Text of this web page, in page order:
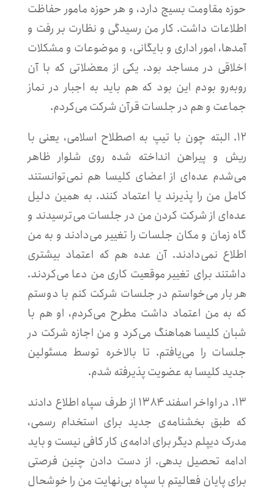
حوزه مقاومت بسیج دارد، و هر حوزه مامور حفاظت
اطلاعات داشت. کار من رسیدگی و نظارت بر رفت و
آمدها، امور اداری و بایگانی، و موضوعات و مشکلات
اخلاقی در مساجد بود. یکی از معضلاتی که با آن
روبه‌رو بودم این بود که هم باید به اجبار در نماز
جماعت و هم در جلسات قرآن شرکت می‌کردم.
۱۲. البته چون با تیپ به اصطلاح اسلامی، یعنی با
ریش و پیراهن انداخته شده روی شلوار ظاهر
می‌شدم عده‌ای از اعضای کلیسا هم نمی‌توانستند
کامل من را پذیرند یا اعتماد کنند. به همین دلیل
عده‌ای از شرکت کردن من در جلسات می‌ترسیدند و
گاه زمان و مکان جلسات را تغییر می‌دادند و به من
اطلاع نمی‌دادند. آن عده هم که اعتماد بیشتری
داشتند برای تغییر موقعیت کاری من دعا می‌کردند.
هر بار می‌خواستم در جلسات شرکت کنم با دوستم
که به من اعتماد داشت مطرح می‌کردم، او هم با
شبان کلیسا هماهنگ می‌کرد و من اجازه شرکت در
جلسات را می‌یافتم. تا بالاخره توسط مسئولین
جدید کلیسا به عضویت پذیرفته شدم.
۱۳. در اواخر اسفند ۱۳۸۴ از طرف سپاه اطلاع دادند
که طبق بخشنامه‌ی جدید برای استخدام رسمی،
مدرک دیپلم دیگر برای ادامه‌ی کار کافی نیست و باید
ادامه تحصیل بدهی. از دست دادن چنین فرصتی
برای پایان فعالیتم با سپاه بی‌نهایت من را خوشحال